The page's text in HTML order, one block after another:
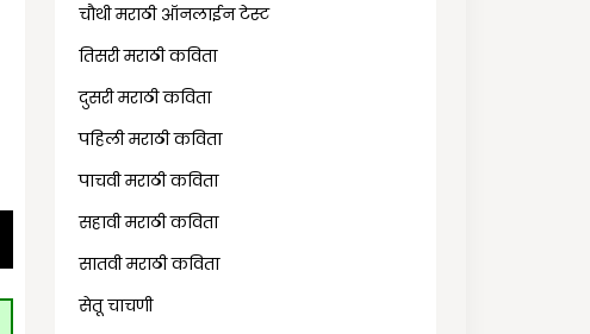
चौथी मराठी ऑनलाईन टेस्ट
तिसरी मराठी कविता
दुसरी मराठी कविता
पहिली मराठी कविता
पाचवी मराठी कविता
सहावी मराठी कविता
सातवी मराठी कविता
सेतू चाचणी